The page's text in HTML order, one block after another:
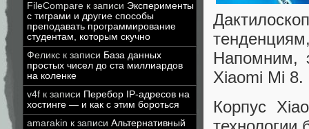
FileCompare к записи Эксперименты
с тиграми и другие способы
преподавать программирование
студентам, которым скучно
Феликс к записи База данных
простых чисел до ста миллиардов
на коленке
v4f к записи Перебор IP-адресов на
хостинге — и как с этим бороться
amarakin к записи Альтернативный
Напомним,
Xiaomi Mi 8.
Корпус